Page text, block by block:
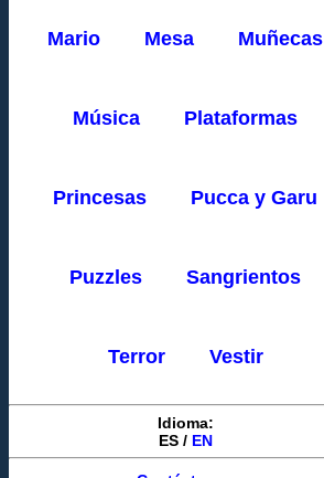
Mario Mesa Muñecas
Música Plataformas
Princesas Pucca y Garu
Puzzles Sangrientos
Terror Vestir
Idioma:
ES / EN